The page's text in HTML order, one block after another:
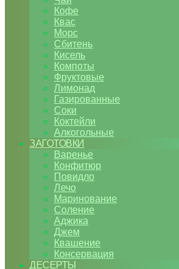
Кофе
Квас
Морс
Сбитень
Кисель
Компоты
Фруктовые
Лимонад
Газированные
Соки
Коктейли
Алкогольные
ЗАГОТОВКИ
Варенье
Конфитюр
Повидло
Лечо
Маринование
Соление
Аджика
Джем
Квашение
Консервация
ДЕСЕРТЫ